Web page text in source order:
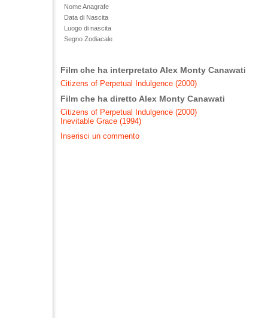
Nome Anagrafe
Data di Nascita
Luogo di nascita
Segno Zodiacale
Film che ha interpretato Alex Monty Canawati
Citizens of Perpetual Indulgence (2000)
Film che ha diretto Alex Monty Canawati
Citizens of Perpetual Indulgence (2000)
Inevitable Grace (1994)
Inserisci un commento